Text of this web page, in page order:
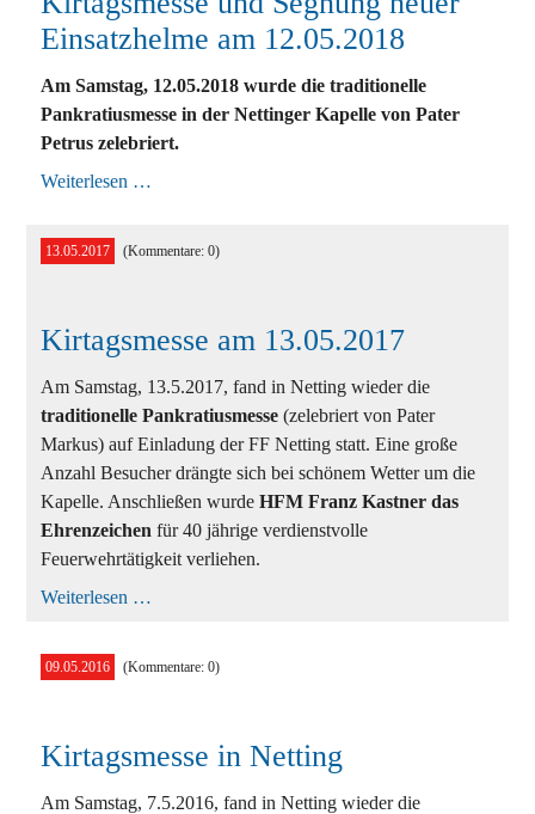
Ausbildung
Bewerbe
Einsätze
Jugend
Veranstaltungen
Einsatzhelme am 12.05.2018
Am Samstag, 12.05.2018 wurde die traditionelle
Pankratiusmesse in der Nettinger Kapelle von Pater
Petrus zelebriert.
Weiterlesen …
Einsatzhelme
13.05.2017 (Kommentare: 0)
Kirtagsmesse am 13.05.2017
Am Samstag, 13.5.2017, fand in Netting wieder die
traditionelle Pankratiusmesse(zelebriert von Pater
Markus) auf Einladung der FF Netting statt. Eine große
Anzahl Besucher drängte sich bei schönem Wetter um die
Kapelle. Anschließen wurdeHFM Franz Kastner das
Ehrenzeichen für 40 jährige verdienstvolle
Feuerwehrtätigkeit verliehen.
Weiterlesen …
09.05.2016 (Kommentare: 0)
Kirtagsmesse in Netting
Am Samstag, 7.5.2016, fand in Netting wieder die